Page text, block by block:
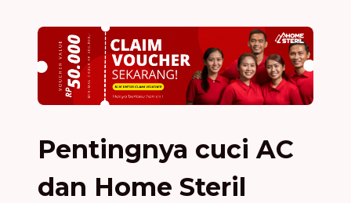
Pentingnya cuci AC
dan Home Steril